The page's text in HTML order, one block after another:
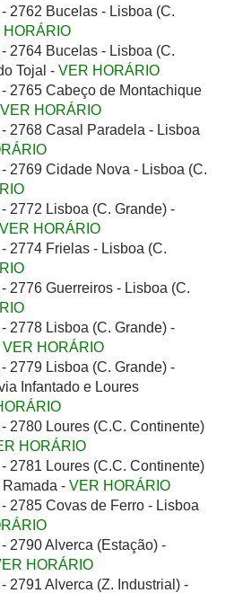
2762 Bucelas - Lisboa (C.
HORÁRIO
2764 Bucelas - Lisboa (C.
Tojal - VER HORÁRIO
2765 Cabeço de Montachique
VER HORÁRIO
2768 Casal Paradela - Lisboa
2769 Cidade Nova - Lisboa (C.
2772 Lisboa (C. Grande) -
VER HORÁRIO
2774 Frielas - Lisboa (C.
2776 Guerreiros - Lisboa (C.
2778 Lisboa (C. Grande) -
VER HORÁRIO
2779 Lisboa (C. Grande) -
Infantado e Loures
2780 Loures (C.C. Continente)
HORÁRIO
2781 Loures (C.C. Continente)
- VER HORÁRIO
2785 Covas de Ferro - Lisboa
2790 Alverca (Estação) -
HORÁRIO
2791 Alverca (Z. Industrial) -